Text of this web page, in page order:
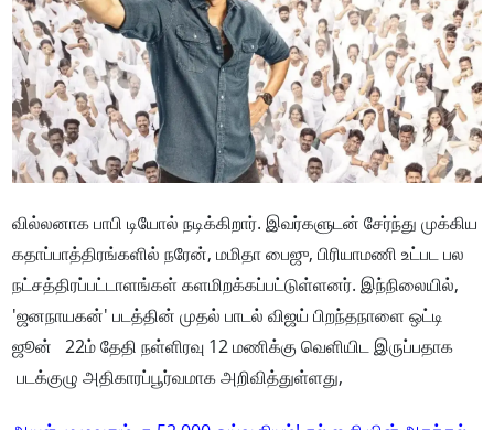
வில்லனாக பாபி டியோல் நடிக்கிறார். இவர்களுடன் சேர்ந்து முக்கிய
கதாப்பாத்திரங்களில் நரேன், மமிதா பைஜு, பிரியாமணி உட்பட பல
நட்சத்திரப்பட்டாளங்கள் களமிறக்கப்பட்டுள்ளனர். இந்நிலையில்,
'ஜனநாயகன்' படத்தின் முதல் பாடல் விஜய் பிறந்தநாளை ஒட்டி
ஜூன் 22ம் தேதி நள்ளிரவு 12 மணிக்கு வெளியிட இருப்பதாக
படக்குழு அதிகாரப்பூர்வமாக அறிவித்துள்ளது,